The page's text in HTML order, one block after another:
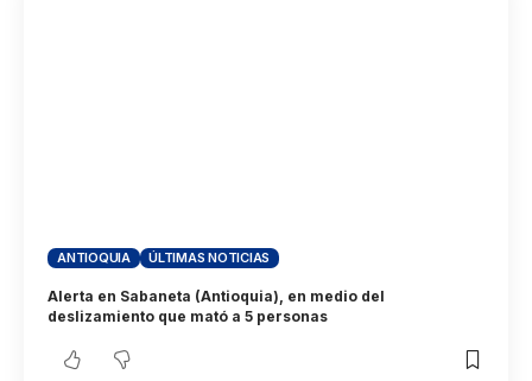
ANTIOQUIA ÚLTIMAS NOTICIAS
Alerta en Sabaneta (Antioquia), en medio del
deslizamiento que mató a 5 personas